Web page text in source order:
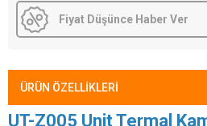
Fiyat Düşünce Haber Ver
ÜRÜN ÖZELLIKLERI
UT-Z005 Unit Termal